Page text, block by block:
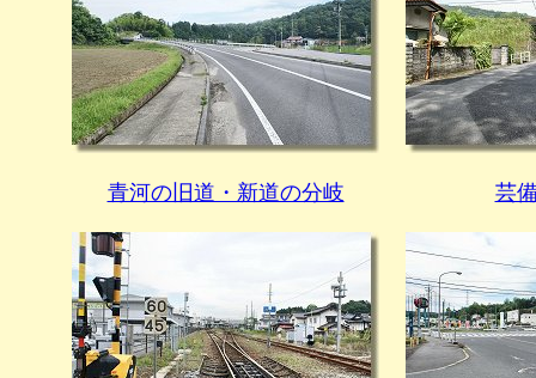
青河の旧道・新道の分岐 芸